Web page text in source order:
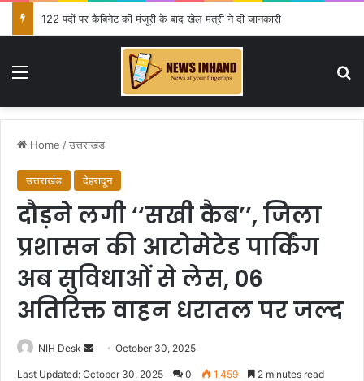
122 पदों पर कैबिनेट की मंजूरी के बाद खेल मंत्री ने दी जानकारी
Menu
Home /उत्तराखंड
उत्तराखंड देहरादून
दौड़ने लगी ‘‘सखी कैब’’, जिला
प्रशासन की आटोमेटेड पार्किंग
अब सुविधाओं से लेस, 06
अतिरिक्त वाहन धरातल पर जल्द
NIH Desk
SendOctober 30, 2025
Last Updated: October 30, 2025 0 1,459 2 minutes read